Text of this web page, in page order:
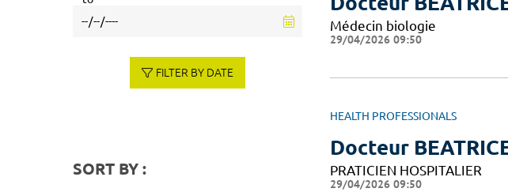
Médecin biologie
29/04/2026 09:50
HEALTH PROFESSIONALS
Docteur
PRATICIEN HOSPITALIER
29/04/2026 09:50
FILTER BY DATE
SORT BY :